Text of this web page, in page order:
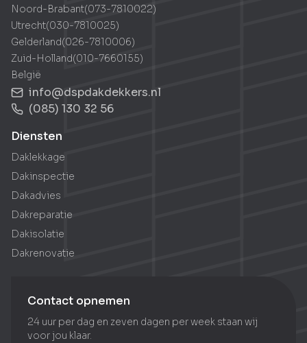
Noord-Brabant(073-7810022)
Utrecht(030-7810025)
Gelderland(026-7810006)
Zuid-Holland(010-7660155)
België
info@dspdakdekkers.nl
(085) 130 32 56
Diensten
Daklekkage
Dakinspectie
Dakadvies
Dakreparatie
Dakisolatie
Dakrenovatie
Contact opnemen
24 uur per dag en zeven dagen per week staan wij
voor jou klaar.